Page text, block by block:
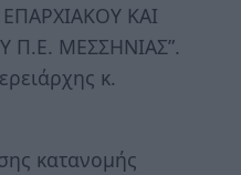
ΚΑΙ
Π.Ε. ΜΕΣΣΗΝΙΑΣ”.
κ.
κατανομής